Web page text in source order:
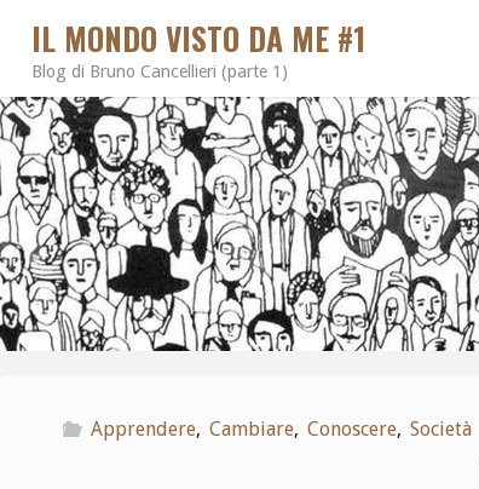
IL MONDO VISTO DA ME #1
Blog di Bruno Cancellieri (parte 1)
Apprendere, Cambiare, Conoscere, Società